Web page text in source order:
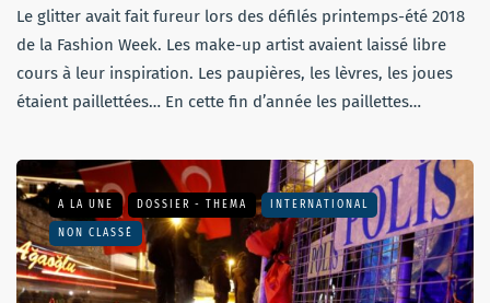
Le glitter avait fait fureur lors des défilés printemps-été 2018
de la Fashion Week. Les make-up artist avaient laissé libre
cours à leur inspiration. Les paupières, les lèvres, les joues
étaient paillettées… En cette fin d’année les paillettes…
A LA UNE DOSSIER - THEMA INTERNATIONAL
NON CLASSÉ